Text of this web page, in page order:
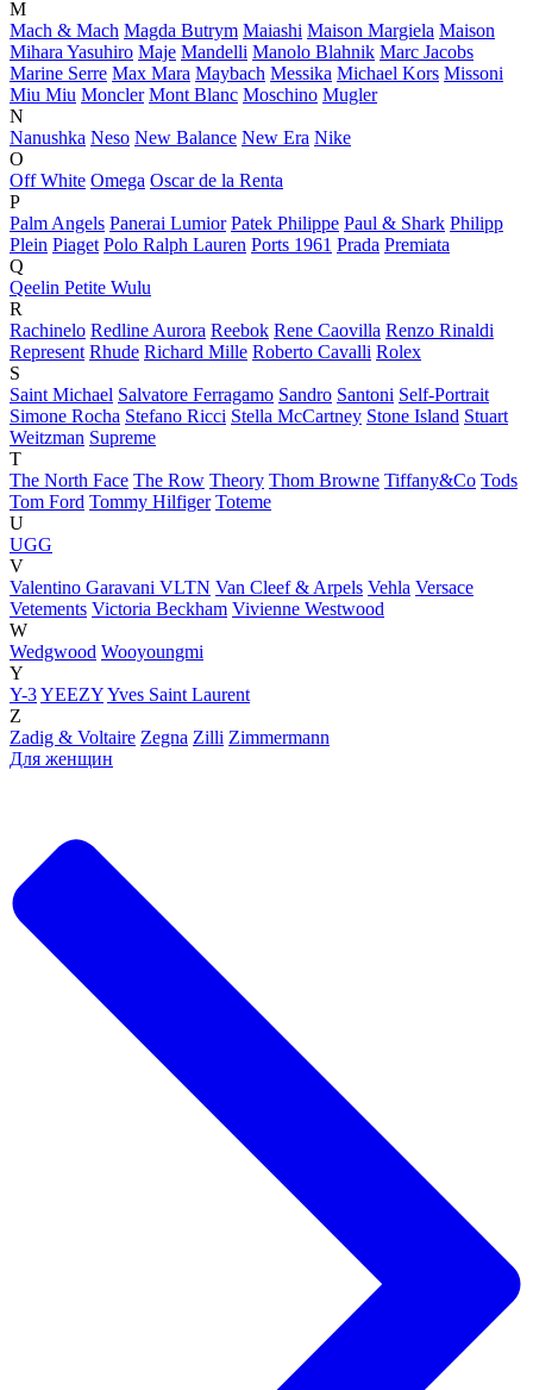
M
Mach & Mach Magda Butrym Maiashi Maison Margiela Maison
Mihara Yasuhiro Maje Mandelli Manolo Blahnik Marc Jacobs
Marine Serre Max Mara Maybach Messika Michael Kors Missoni
Miu Miu Moncler Mont Blanc Moschino Mugler
N
Nanushka Neso New Balance New Era Nike
O
Off White Omega Oscar de la Renta
P
Palm Angels Panerai Lumior Patek Philippe Paul & Shark Philipp
Plein Piaget Polo Ralph Lauren Ports 1961 Prada Premiata
Q
Qeelin Petite Wulu
R
Rachinelo Redline Aurora Reebok Rene Caovilla Renzo Rinaldi
Represent Rhude Richard Mille Roberto Cavalli Rolex
S
Saint Michael Salvatore Ferragamo Sandro Santoni Self-Portrait
Simone Rocha Stefano Ricci Stella McCartney Stone Island Stuart
Weitzman Supreme
T
The North Face The Row Theory Thom Browne Tiffany&Co Tods
Tom Ford Tommy Hilfiger Toteme
U
UGG
V
Valentino Garavani VLTN Van Cleef & Arpels Vehla Versace
Vetements Victoria Beckham Vivienne Westwood
W
Wedgwood Wooyoungmi
Y
Y-3YEEZYYves Saint Laurent
Z
Zadig & Voltaire Zegna Zilli Zimmermann
Для женщин